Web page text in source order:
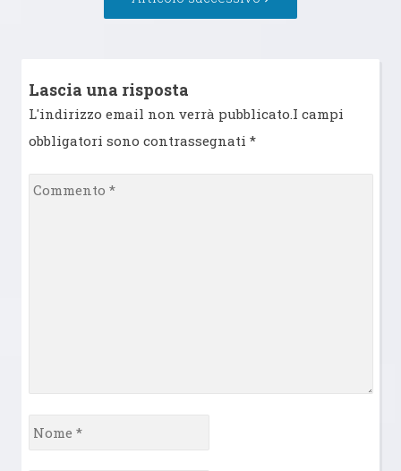
successivo:
Lascia una risposta
L'indirizzo email non verrà pubblicato.I campi
obbligatori sono contrassegnati *
Commento
Nome
*